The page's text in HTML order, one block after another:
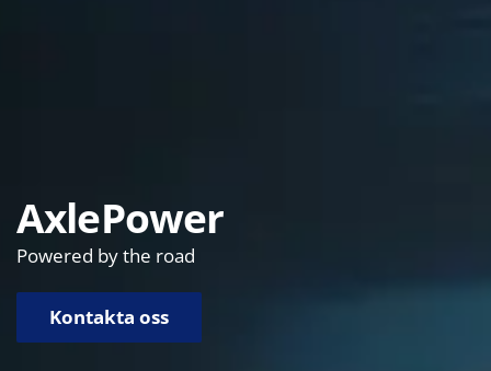
AxlePower
Powered by the road
Kontakta oss